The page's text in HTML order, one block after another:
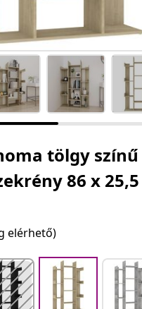
tölgy
86 x 25,5
elérhető)